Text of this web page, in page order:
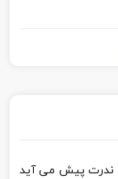
ندرت پیش می آید